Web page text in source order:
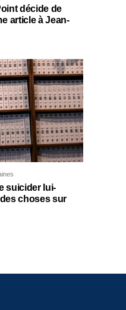
décide de
article à Jean-
suicider lui-
choses sur